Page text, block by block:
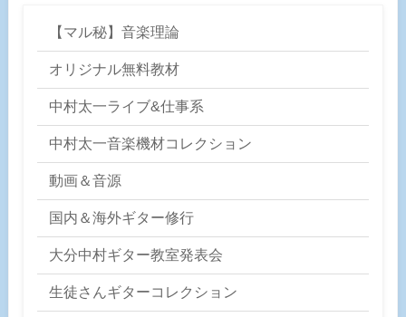
【マル秘】音楽理論
オリジナル無料教材
中村太一ライブ&仕事系
中村太一音楽機材コレクション
動画＆音源
国内＆海外ギター修行
大分中村ギター教室発表会
生徒さんギターコレクション